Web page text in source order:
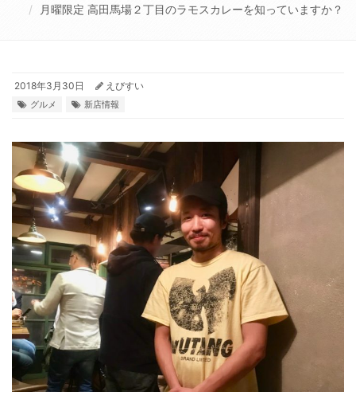
月曜限定 高田馬場２丁目のラモスカレーを知っていますか？
2018年3月30日 えびすい
グルメ 新店情報